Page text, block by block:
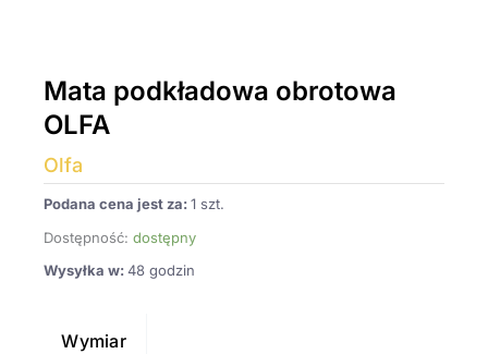
Mata podkładowa obrotowa
OLFA
Olfa
Podana cena jest za: 1 szt.
Dostępność: dostępny
Wysyłka w: 48 godzin
Wymiar